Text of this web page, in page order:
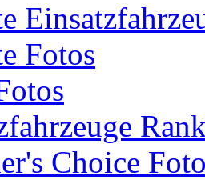
Fotos
Choice